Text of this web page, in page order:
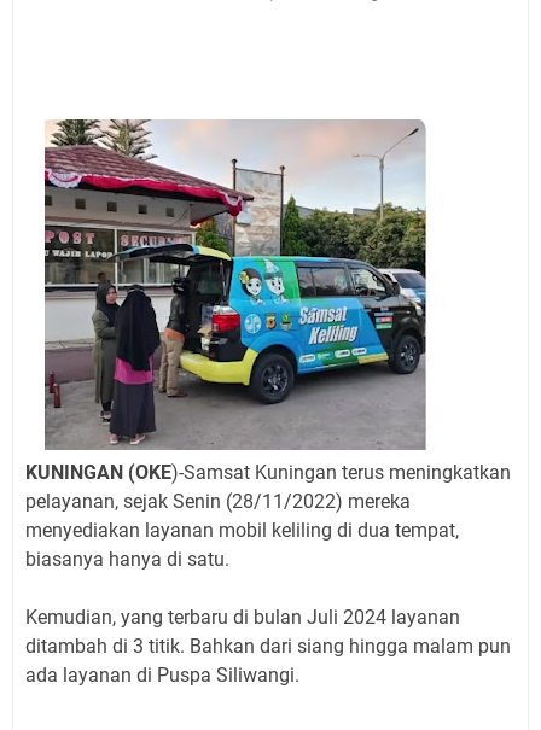
Polres Kuningan dan PAM Tirta Kamuning Salurakan
Uniku Jadi Tuan Rumah Pendampingan Penyusunan
Dokumen SPMI
Sudahkah Kita Merdeka Dari Hawa Nafsu?
Info Sembako di Pasar Kepuh Kuningan Kamis 6
Agustus 2026, Daging Naik, Telur Turun
Agenda Kegiatan Bupati Kuningan Jumat 7 Agustus
2026 Ada Tiga, Tapi yang Bakal Dihadiri Hanya Satu
Ini Empat Lokasi Samsat Keliling Kuningan Jumat 7
KUNINGAN (OKE)-Samsat Kuningan terus meningkatkan
pelayanan, sejak Senin (28/11/2022) mereka
menyediakan layanan mobil keliling di dua tempat,
biasanya hanya di satu.
Kemudian, yang terbaru di bulan Juli 2024 layanan
ditambah di 3 titik. Bahkan dari siang hingga malam pun
ada layanan di Puspa Siliwangi.